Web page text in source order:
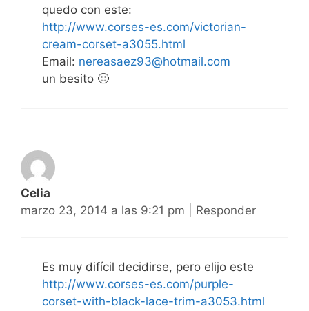
quedo con este:
http://www.corses-es.com/victorian-
cream-corset-a3055.html
Email: nereasaez93@hotmail.com
un besito 🙂
Celia
marzo 23, 2014 a las 9:21 pm
Responder
Es muy difícil decidirse, pero elijo este
http://www.corses-es.com/purple-
corset-with-black-lace-trim-a3053.html